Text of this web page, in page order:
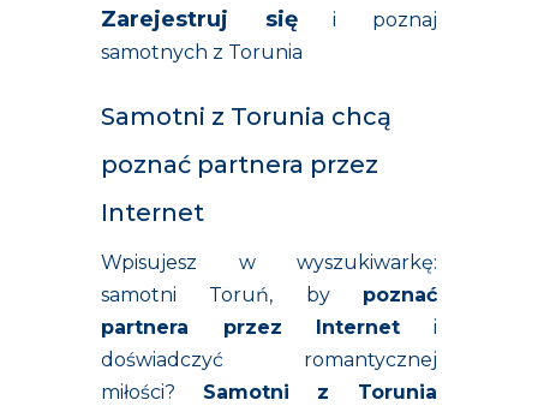
Zarejestruj sięi poznaj
samotnych z Torunia
Samotni z Torunia chcą
poznać partnera przez
Internet
Wpisujesz w wyszukiwarkę:
samotni Toruń, by poznać
partnera przez Internet i
doświadczyć romantycznej
miłości? Samotni z Torunia